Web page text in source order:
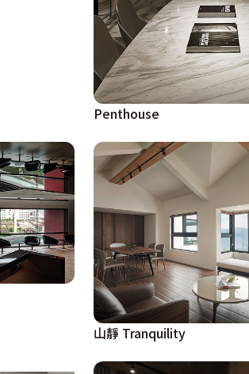
Penthouse
山靜 Tranquility